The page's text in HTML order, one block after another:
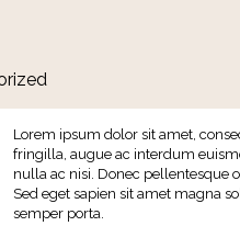
Lorem ipsum dolor sit amet,
fringilla, augue ac interdum
nulla ac nisi. Donec pellentesque
Sed eget sapien sit amet magna
semper porta.